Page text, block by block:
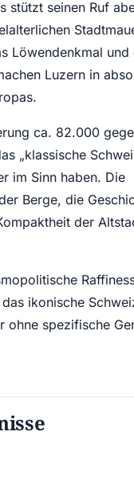
stützt seinen Ruf
Löwendenkmal und
Luzern in
ca. 82.000
„klassische
im Sinn haben. Die
Berge, die
der
ikonische
ohne spezifische